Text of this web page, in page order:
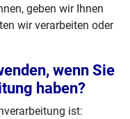
geben wir Ihnen
wir verarbeiten oder
wenn Sie
haben?
ist: